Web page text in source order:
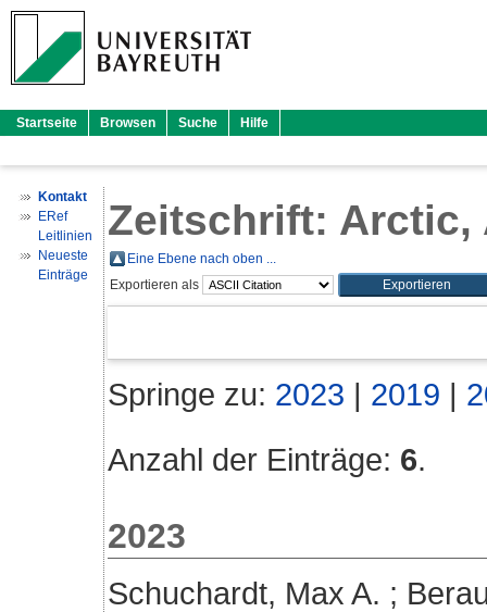
Startseite Browsen Suche Hilfe
Kontakt
ERef
Leitlinien
Neueste
Einträge
Zeitschrift: Arctic,
Eine Ebene nach oben ...
Exportieren als
Springe zu: 2023 | 2019 |
Anzahl der Einträge: 6.
2023
Schuchardt, Max A. ;